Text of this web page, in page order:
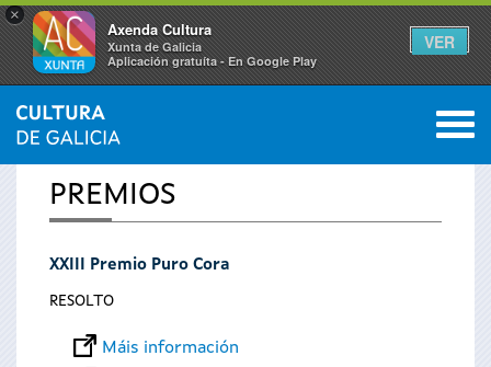
×
Axenda Cultura
Xunta de Galicia
Aplicación gratuíta - En Google Play
VER
Vostede
está
aquí
INICIO 0
PREMIOS
XXIII Premio Puro Cora
RESOLTO
Máis información